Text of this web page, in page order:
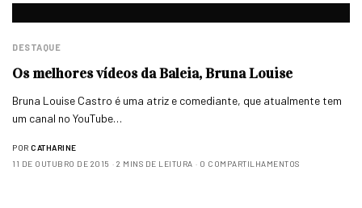
DESTAQUE
Os melhores vídeos da Baleia, Bruna Louise
Bruna Louise Castro é uma atriz e comediante, que atualmente tem
um canal no YouTube…
POR CATHARINE
11 DE OUTUBRO DE 2015
2 MINS DE LEITURA 0 COMPARTILHAMENTOS